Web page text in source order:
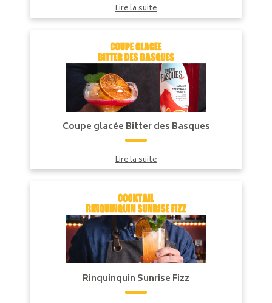
Lire la suite
Coupe glacée Bitter des Basques
Lire la suite
Rinquinquin Sunrise Fizz